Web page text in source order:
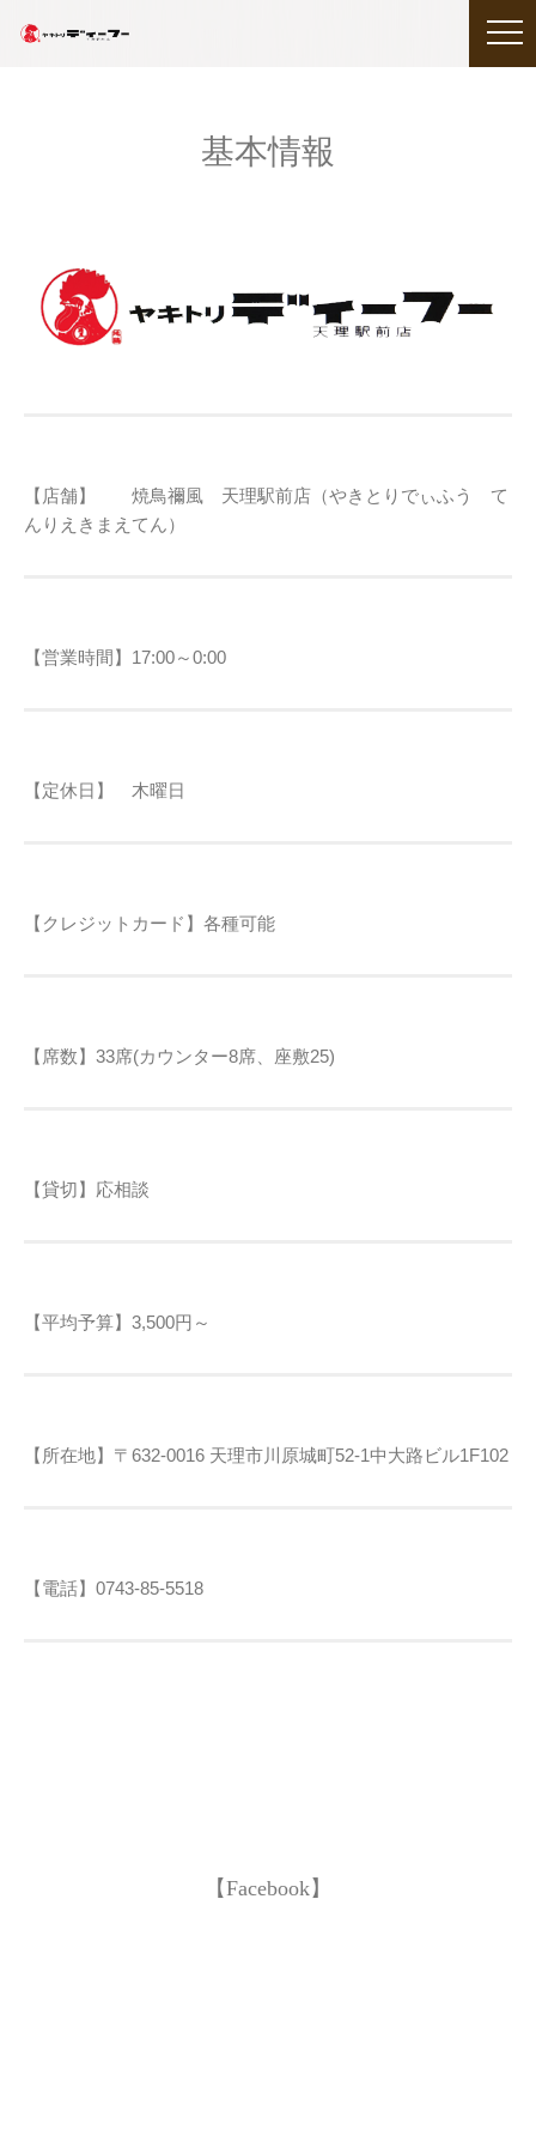
基本情報
【店舗】 焼鳥禰風 天理駅前店（やきとりでぃふう て
んりえきまえてん）
【営業時間】17:00～0:00
【定休日】 木曜日
【クレジットカード】各種可能
【席数】33席(カウンター8席、座敷25)
【貸切】応相談
【平均予算】3,500円～
【所在地】〒632-0016 天理市川原城町52-1中大路ビル1F102
【電話】0743-85-5518
【Facebook】